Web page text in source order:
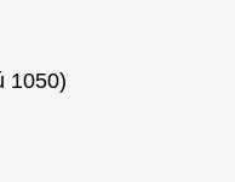
1050)